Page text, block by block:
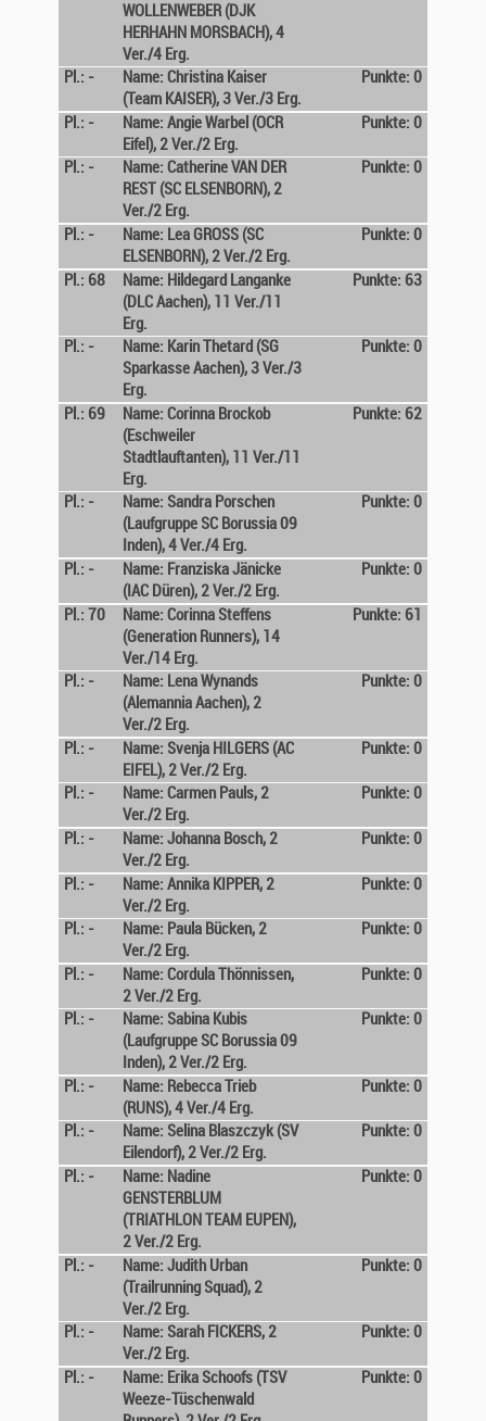
WOLLENWEBER (DJK
HERHAHN MORSBACH), 4
Ver./4 Erg.
Pl.: -
Name: Christina Kaiser
(Team KAISER), 3 Ver./3 Erg.
Punkte: 0
Pl.: -
Name: Angie Warbel (OCR
Eifel), 2 Ver./2 Erg.
Punkte: 0
Pl.: -
Name: Catherine VAN DER
REST (SC ELSENBORN), 2
Ver./2 Erg.
Punkte: 0
Pl.: -
Name: Lea GROSS (SC
ELSENBORN), 2 Ver./2 Erg.
Punkte: 0
Pl.: 68
Name: Hildegard Langanke
(DLC Aachen), 11 Ver./11
Erg.
Punkte: 63
Pl.: -
Name: Karin Thetard (SG
Sparkasse Aachen), 3 Ver./3
Erg.
Punkte: 0
Pl.: 69
Name: Corinna Brockob
(Eschweiler
Stadtlauftanten), 11 Ver./11
Erg.
Punkte: 62
Pl.: -
Name: Sandra Porschen
(Laufgruppe SC Borussia 09
Inden), 4 Ver./4 Erg.
Punkte: 0
Pl.: -
Name: Franziska Jänicke
(IAC Düren), 2 Ver./2 Erg.
Punkte: 0
Pl.: 70
Name: Corinna Steffens
(Generation Runners), 14
Ver./14 Erg.
Punkte: 61
Pl.: -
Name: Lena Wynands
(Alemannia Aachen), 2
Ver./2 Erg.
Punkte: 0
Pl.: -
Name: Svenja HILGERS (AC
EIFEL), 2 Ver./2 Erg.
Punkte: 0
Pl.: -
Name: Carmen Pauls, 2
Ver./2 Erg.
Punkte: 0
Pl.: -
Name: Johanna Bosch, 2
Ver./2 Erg.
Punkte: 0
Pl.: -
Name: Annika KIPPER, 2
Ver./2 Erg.
Punkte: 0
Pl.: -
Name: Paula Bücken, 2
Ver./2 Erg.
Punkte: 0
Pl.: -
Name: Cordula Thönnissen,
2 Ver./2 Erg.
Punkte: 0
Pl.: -
Name: Sabina Kubis
(Laufgruppe SC Borussia 09
Inden), 2 Ver./2 Erg.
Punkte: 0
Pl.: -
Name: Rebecca Trieb
(RUNS), 4 Ver./4 Erg.
Punkte: 0
Pl.: -
Name: Selina Blaszczyk (SV
Eilendorf), 2 Ver./2 Erg.
Punkte: 0
Pl.: -
Name: Nadine
GENSTERBLUM
(TRIATHLON TEAM EUPEN),
2 Ver./2 Erg.
Punkte: 0
Pl.: -
Name: Judith Urban
(Trailrunning Squad), 2
Ver./2 Erg.
Punkte: 0
Pl.: -
Name: Sarah FICKERS, 2
Ver./2 Erg.
Punkte: 0
Pl.: -
Name: Erika Schoofs (TSV
Weeze-Tüschenwald
Punkte: 0